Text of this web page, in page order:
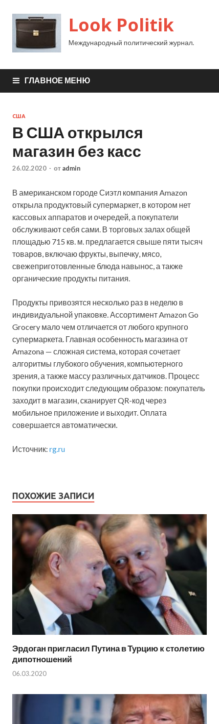
Look Politik
Международный политический журнал.
ГЛАВНОЕ МЕНЮ
США
В США открылся
магазин без касс
26.02.2020 - от admin
В американском городе Сиэтл компания Amazon
открыла продуктовый супермаркет, в котором нет
кассовых аппаратов и очередей, а покупатели
обслуживают себя сами. В торговых залах общей
площадью 715 кв. м. предлагается свыше пяти тысяч
товаров, включаю фрукты, выпечку, мясо,
свежеприготовленные блюда навынос, а также
органические продукты питания.
Продукты привозятся несколько раз в неделю в
индивидуальной упаковке. Ассортимент Amazon Go
Grocery мало чем отличается от любого крупного
супермаркета. Главная особенность магазина от
Amazona — сложная система, которая сочетает
алгоритмы глубокого обучения, компьютерного
зрения, а также массу различных датчиков. Процесс
покупки происходит следующим образом: покупатель
заходит в магазин, сканирует QR-код через
мобильное приложение и выходит. Оплата
совершается автоматически.
Источник: rg.ru
ПОХОЖИЕ ЗАПИСИ
Эрдоган пригласил Путина в Турцию к столетию
дипотношений
06.03.2020